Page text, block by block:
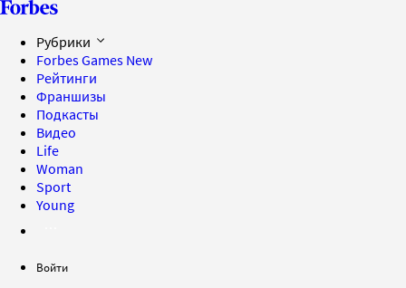
Рубрики
Forbes Games New
Рейтинги
Франшизы
Подкасты
Видео
Life
Woman
Sport
Young
Войти